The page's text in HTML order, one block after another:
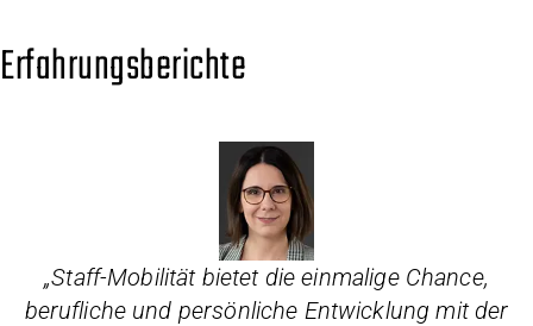
Erfahrungsberichte
„Staff-Mobilität bietet die einmalige Chance,
berufliche und persönliche Entwicklung mit der